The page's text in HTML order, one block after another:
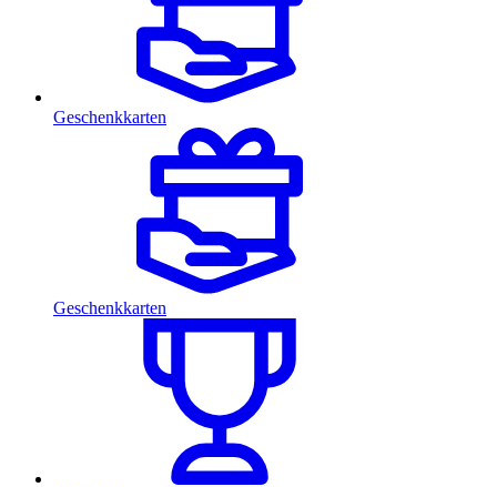
Geschenkkarten
Geschenkkarten